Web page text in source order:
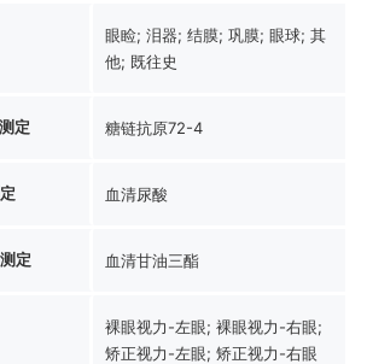
眼睑; 泪器; 结膜; 巩膜; 眼球; 其
他; 既往史
定 糖链抗原72-4
血清尿酸
定 血清甘油三酯
裸眼视力-左眼; 裸眼视力-右眼;
矫正视力-左眼; 矫正视力-右眼